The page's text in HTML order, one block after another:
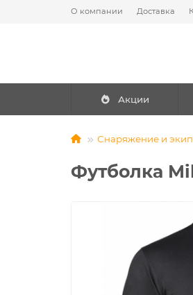
О компании Доставка
Акции
Снаряжение и
Футболка